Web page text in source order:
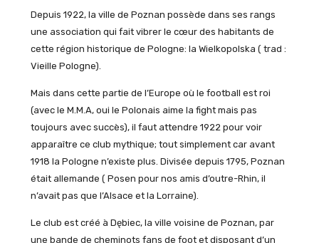
Depuis 1922, la ville de Poznan possède dans ses rangs
une association qui fait vibrer le cœur des habitants de
cette région historique de Pologne: la Wielkopolska ( trad :
Vieille Pologne).
Mais dans cette partie de l’Europe où le football est roi
(avec le M.M.A, oui le Polonais aime la fight mais pas
toujours avec succès), il faut attendre 1922 pour voir
apparaître ce club mythique; tout simplement car avant
1918 la Pologne n’existe plus. Divisée depuis 1795, Poznan
était allemande ( Posen pour nos amis d’outre-Rhin, il
n’avait pas que l’Alsace et la Lorraine).
Le club est créé à Dębiec, la ville voisine de Poznan, par
une bande de cheminots fans de foot et disposant d’un